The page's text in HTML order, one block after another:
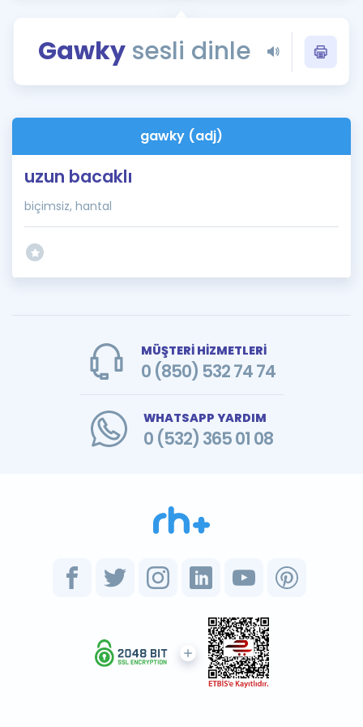
Rehberlik Aracı
ÖSYM Sınav Takvimi
Kampanyalar
Blog
Gawkysesli dinle
gawky (adj)
uzun bacaklı
biçimsiz, hantal
MÜŞTERİ HİZMETLERİ
0 (850) 532 74 74
WHATSAPP YARDIM
0 (532) 365 01 08